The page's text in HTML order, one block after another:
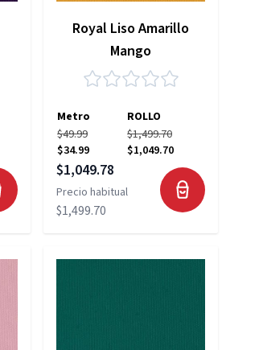
Royal Liso Amarillo
Mango
Metro
ROLLO
$49.99
$34.99
$1,499.70
$1,049.70
Precio especial
$1,049.78
Precio habitual
$1,499.70